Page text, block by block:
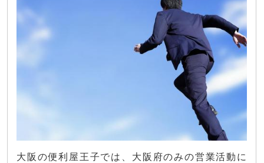
大阪の便利屋王子では、大阪府のみの営業活動に